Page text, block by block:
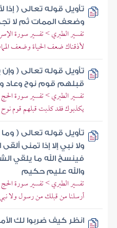
تأويل قوله تعالى (
وضعف الممات ثم لا
تفسير الطبري > تفسير سورة
لأذقناك ضعف الحياة وضعف
تأويل قوله تعالى (
قبلهم قوم نوح وعاد
تفسير الطبري > تفسير سورة
يكذبوك فقد كذبت قبلهم قوم
تأويل قوله تعالى (
ولا نبي إلا إذا تمنى
فينسخ الله ما يلقي
والله عليم حكيم
تفسير الطبري > تفسير سورة
أرسلنا من قبلك من رسول ولا
انظر كيف ضربوا لك